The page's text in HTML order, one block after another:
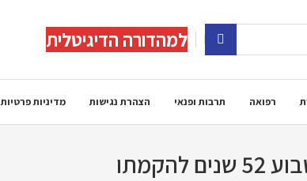
למהדורה הדיגיטלית
רפואה תרבות ופנאי הצהרת נגישות מדיניות פרטיות